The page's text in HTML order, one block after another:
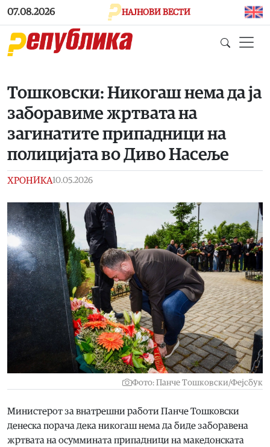
Skip to main content
07.08.2026 НАЈНОВИ ВЕСТИ
Тошковски: Никогаш нема да ја
заборавиме жртвата на
загинатите припадници на
полицијата во Диво Насеље
ХРОНИКА10.05.2026
Фото: Панче Тошковски/Фејсбук
Министерот за внатрешни работи Панче Тошковски
денеска порача дека никогаш нема да биде заборавена
жртвата на осуммината припадници на македонската